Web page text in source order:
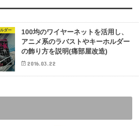
ダー
100均のワイヤーネットを活用し、
アニメ系のラバストやキーホルダー
の飾り方を説明(痛部屋改造)
2016.03.22